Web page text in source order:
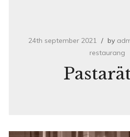
24th september 2021 by
restaurang